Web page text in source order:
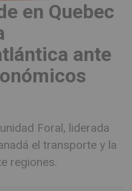
en Quebec
ante
Foral, liderada
el transporte y la
regiones.